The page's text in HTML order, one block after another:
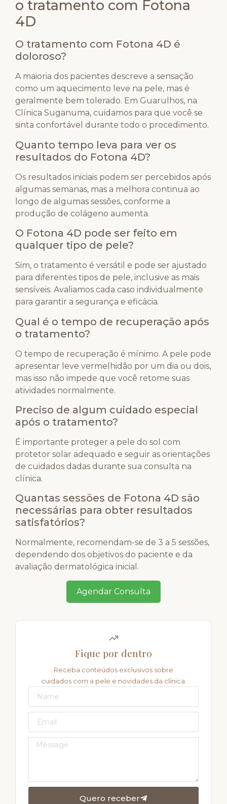
o tratamento com Fotona
4D
O tratamento com Fotona 4D é
doloroso?
A maioria dos pacientes descreve a sensação
como um aquecimento leve na pele, mas é
geralmente bem tolerado. Em Guarulhos, na
Clínica Suganuma, cuidamos para que você se
sinta confortável durante todo o procedimento.
Quanto tempo leva para ver os
resultados do Fotona 4D?
Os resultados iniciais podem ser percebidos após
algumas semanas, mas a melhora continua ao
longo de algumas sessões, conforme a
produção de colágeno aumenta.
O Fotona 4D pode ser feito em
qualquer tipo de pele?
Sim, o tratamento é versátil e pode ser ajustado
para diferentes tipos de pele, inclusive as mais
sensíveis. Avaliamos cada caso individualmente
para garantir a segurança e eficácia.
Qual é o tempo de recuperação após
o tratamento?
O tempo de recuperação é mínimo. A pele pode
apresentar leve vermelhidão por um dia ou dois,
mas isso não impede que você retome suas
atividades normalmente.
Preciso de algum cuidado especial
após o tratamento?
É importante proteger a pele do sol com
protetor solar adequado e seguir as orientações
de cuidados dadas durante sua consulta na
clínica.
Quantas sessões de Fotona 4D são
necessárias para obter resultados
satisfatórios?
Normalmente, recomendam-se de 3 a 5 sessões,
dependendo dos objetivos do paciente e da
avaliação dermatológica inicial.
Agendar Consulta
Fique por dentro
Receba conteúdos exclusivos sobre
cuidados com a pele e novidades da clínica.
Quero receber